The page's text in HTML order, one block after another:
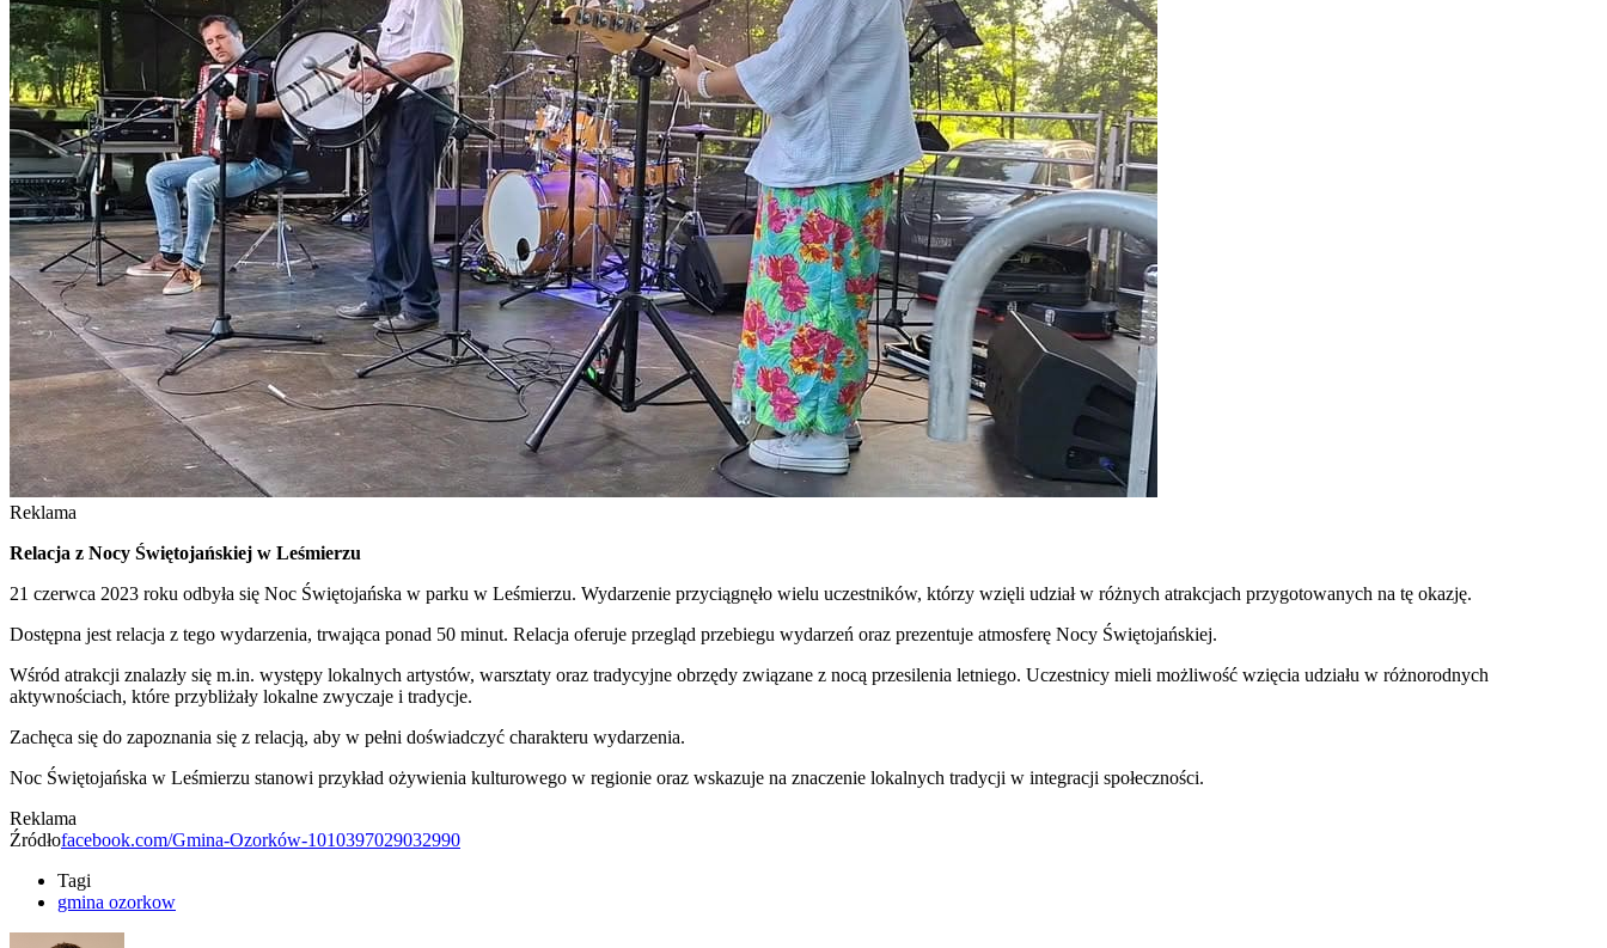
Reklama
Relacja z Nocy Świętojańskiej w Leśmierzu
21 czerwca 2023 roku odbyła się Noc Świętojańska w parku w Leśmierzu. Wydarzenie przyciągnęło wielu uczestników, którzy wzięli udział w różnych atrakcjach przygotowanych na tę okazję.
Dostępna jest relacja z tego wydarzenia, trwająca ponad 50 minut. Relacja oferuje przegląd przebiegu wydarzeń oraz prezentuje atmosferę Nocy Świętojańskiej.
Wśród atrakcji znalazły się m.in. występy lokalnych artystów, warsztaty oraz tradycyjne obrzędy związane z nocą przesilenia letniego. Uczestnicy mieli możliwość wzięcia udziału w różnorodnych
aktywnościach, które przybliżały lokalne zwyczaje i tradycje.
Zachęca się do zapoznania się z relacją, aby w pełni doświadczyć charakteru wydarzenia.
Noc Świętojańska w Leśmierzu stanowi przykład ożywienia kulturowego w regionie oraz wskazuje na znaczenie lokalnych tradycji w integracji społeczności.
Reklama
Źródłofacebook.com/Gmina-Ozorków-1010397029032990
Tagi
gmina ozorkow